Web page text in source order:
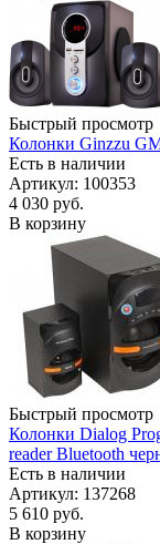
Быстрый просмотр
Колонки Ginzzu
Есть в наличии
Артикул: 100353
4 030 руб.
В корзину
Быстрый просмотр
Колонки Dialog
reader Bluetooth
Есть в наличии
Артикул: 137268
5 610 руб.
В корзину